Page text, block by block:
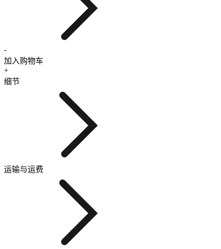
-
加入购物车
+
细节
运输与运费